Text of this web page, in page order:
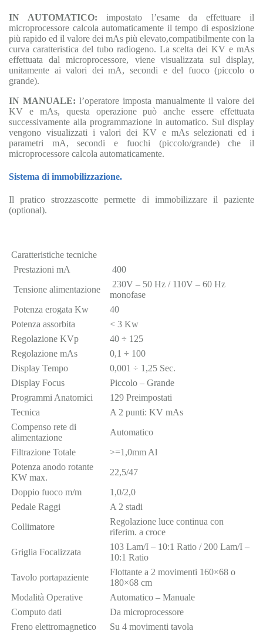
IN AUTOMATICO: impostato l’esame da effettuare il
microprocessore calcola automaticamente il tempo di esposizione
più rapido ed il valore dei mAs più elevato,compatibilmente con la
curva caratteristica del tubo radiogeno. La scelta dei KV e mAs
effettuata dal microprocessore, viene visualizzata sul display,
unitamente ai valori dei mA, secondi e del fuoco (piccolo o
grande).
IN MANUALE: l’operatore imposta manualmente il valore dei
KV e mAs, questa operazione può anche essere effettuata
successivamente alla programmazione in automatico. Sul display
vengono visualizzati i valori dei KV e mAs selezionati ed i
parametri mA, secondi e fuochi (piccolo/grande) che il
microprocessore calcola automaticamente.
Sistema di immobilizzazione.
Il pratico strozzascotte permette di immobilizzare il paziente
(optional).
Caratteristiche tecniche
Prestazioni mA
400
Tensione alimentazione
230V – 50 Hz / 110V – 60 Hz
monofase
Potenza erogata Kw
40
Potenza assorbita
< 3 Kw
Regolazione KVp
40 ÷ 125
Regolazione mAs
0,1 ÷ 100
Display Tempo
0,001 ÷ 1,25 Sec.
Display Focus
Piccolo – Grande
Programmi Anatomici
129 Preimpostati
Tecnica
A 2 punti: KV mAs
Compenso rete di
alimentazione
Automatico
Filtrazione Totale
>=1,0mm Al
Potenza anodo rotante
KW max.
22,5/47
Doppio fuoco m/m
1,0/2,0
Pedale Raggi
A 2 stadi
Collimatore
Regolazione luce continua con
riferim. a croce
Griglia Focalizzata
103 Lam/I – 10:1 Ratio / 200 Lam/I –
10:1 Ratio
Tavolo portapaziente
Flottante a 2 movimenti 160×68 o
180×68 cm
Modalità Operative
Automatico – Manuale
Computo dati
Da microprocessore
Freno elettromagnetico
Su 4 movimenti tavola